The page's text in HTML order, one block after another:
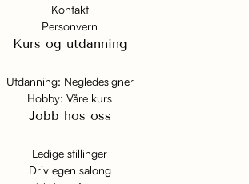
Kontakt
Personvern
Kurs og utdanning
Utdanning: Negledesigner
Hobby: Våre kurs
Jobb hos oss
Ledige stillinger
Driv egen salong